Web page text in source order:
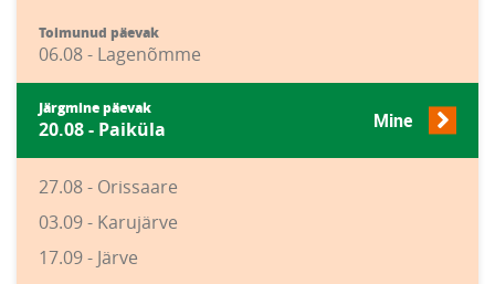
Toimunud päevak
06.08 - Lagenõmme
Järgmine päevak
20.08 - Paiküla Mine
27.08 - Orissaare
03.09 - Karujärve
17.09 - Järve